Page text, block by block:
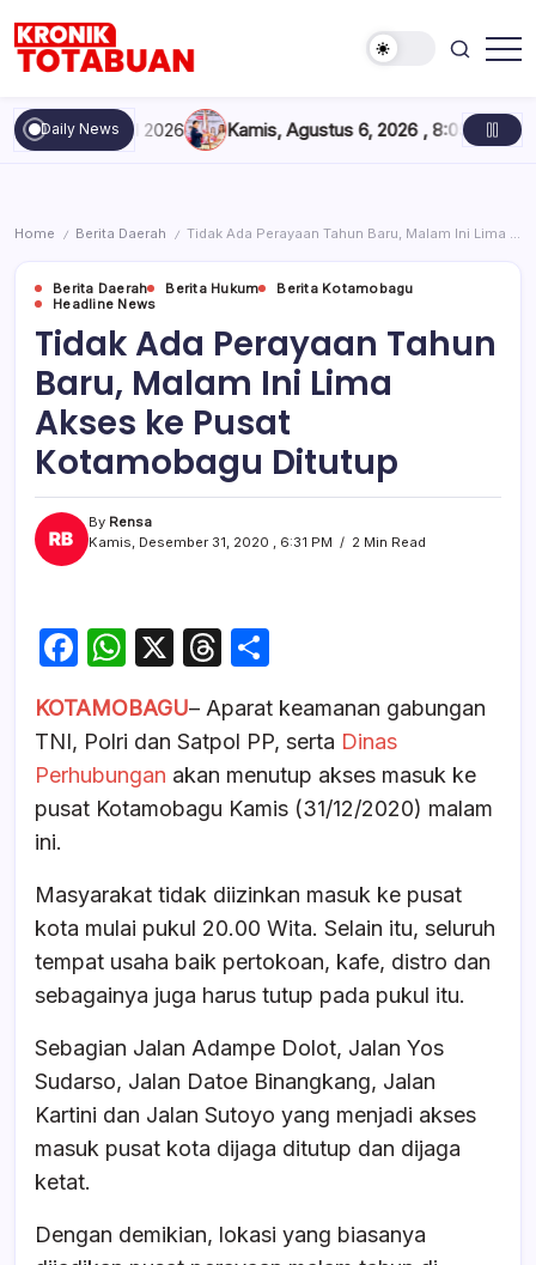
content
Totabuan
hari
ini
Kronik
Daily News
I 2026 Kamis, Agustus 6, 2026 , 8:05 PMKonferkab
Home / Berita Daerah / Tidak Ada Perayaan Tahun Baru, Malam Ini Lima Akses ke Pusat Kotamobagu Ditutup
Berita Daerah Berita Hukum
Berita Kotamobagu
Headline News
Tidak Ada Perayaan Tahun
Baru, Malam Ini Lima
Akses ke Pusat
Kotamobagu Ditutup
By Rensa
Kamis, Desember 31, 2020 , 6:31 PM
2 Min Read
F
c
e
b
k
W
at
s
A
p
X
T
e
a
d
ar
e
KOTAMOBAGU– Aparat keamanan gabungan
TNI, Polri dan Satpol PP, serta Dinas
Perhubungan akan menutup akses masuk ke
pusat Kotamobagu Kamis (31/12/2020) malam
ini.
Masyarakat tidak diizinkan masuk ke pusat
kota mulai pukul 20.00 Wita. Selain itu, seluruh
tempat usaha baik pertokoan, kafe, distro dan
sebagainya juga harus tutup pada pukul itu.
Sebagian Jalan Adampe Dolot, Jalan Yos
Sudarso, Jalan Datoe Binangkang, Jalan
Kartini dan Jalan Sutoyo yang menjadi akses
masuk pusat kota dijaga ditutup dan dijaga
ketat.
Dengan demikian, lokasi yang biasanya